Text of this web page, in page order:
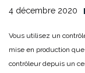
4 décembre 2020
Vous utilisez un
mise en production que
contrôleur depuis un